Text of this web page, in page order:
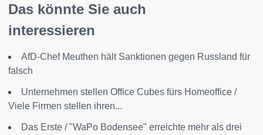
Das könnte Sie auch
interessieren
AfD-Chef Meuthen hält Sanktionen gegen Russland für
falsch
Unternehmen stellen Office Cubes fürs Homeoffice /
Viele Firmen stellen ihren...
Das Erste / "WaPo Bodensee" erreichte mehr als drei